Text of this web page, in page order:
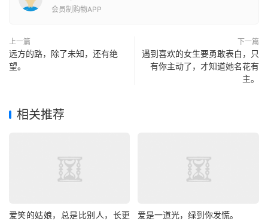
会员制购物APP
上一篇
远方的路，除了未知，还有绝
望。
下一篇
遇到喜欢的女生要勇敢表白，只
有你主动了，才知道她名花有
主。
相关推荐
爱笑的姑娘，总是比别人，长更
爱是一道光，绿到你发慌。